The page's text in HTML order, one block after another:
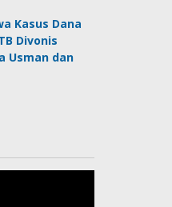
Kasus Dana
Divonis
Usman dan